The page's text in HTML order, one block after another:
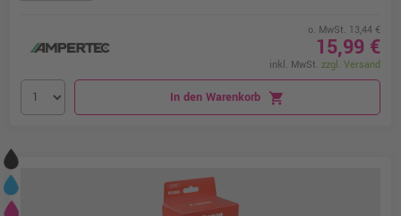
o. MwSt. 13,44 €
15,99 €
inkl. MwSt. zzgl. Versand
In den Warenkorb shopping_cart